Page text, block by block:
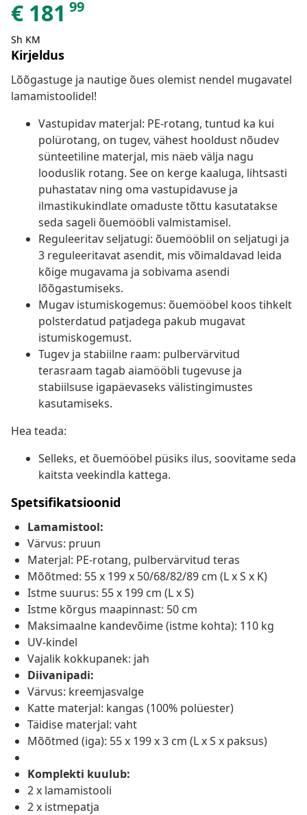
€ 181 99
Sh KM
Kirjeldus
Lõõgastuge ja nautige õues olemist nendel mugavatel
lamamistoolidel!
Vastupidav materjal: PE-rotang, tuntud ka kui
polürotang, on tugev, vähest hooldust nõudev
sünteetiline materjal, mis näeb välja nagu
looduslik rotang. See on kerge kaaluga, lihtsasti
puhastatav ning oma vastupidavuse ja
ilmastikukindlate omaduste tõttu kasutatakse
seda sageli õuemööbli valmistamisel.
Reguleeritav seljatugi: õuemööblil on seljatugi ja
3 reguleeritavat asendit, mis võimaldavad leida
kõige mugavama ja sobivama asendi
lõõgastumiseks.
Mugav istumiskogemus: õuemööbel koos tihkelt
polsterdatud patjadega pakub mugavat
istumiskogemust.
Tugev ja stabiilne raam: pulbervärvitud
terasraam tagab aiamööbli tugevuse ja
stabiilsuse igapäevaseks välistingimustes
kasutamiseks.
Hea teada:
Selleks, et õuemööbel püsiks ilus, soovitame seda
kaitsta veekindla kattega.
Spetsifikatsioonid
Lamamistool:
Värvus: pruun
Materjal: PE-rotang, pulbervärvitud teras
Mõõtmed: 55 x 199 x 50/68/82/89 cm (L x S x K)
Istme suurus: 55 x 199 cm (L x S)
Istme kõrgus maapinnast: 50 cm
Maksimaalne kandevõime (istme kohta): 110 kg
UV-kindel
Vajalik kokkupanek: jah
Diivanipadi:
Värvus: kreemjasvalge
Katte materjal: kangas (100% polüester)
Täidise materjal: vaht
Mõõtmed (iga): 55 x 199 x 3 cm (L x S x paksus)
Komplekti kuulub:
2 x lamamistooli
2 x istmepatja